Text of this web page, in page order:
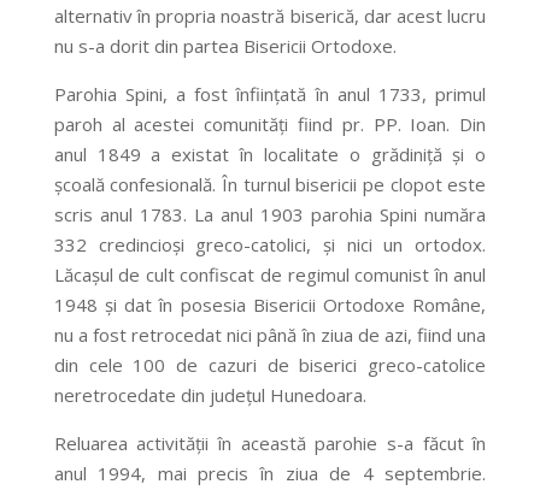
alternativ în propria noastră biserică, dar acest lucru
nu s-a dorit din partea Bisericii Ortodoxe.
Parohia Spini, a fost înfiinţată în anul 1733, primul
paroh al acestei comunităţi fiind pr. PP. Ioan. Din
anul 1849 a existat în localitate o grădiniţă şi o
şcoală confesională. În turnul bisericii pe clopot este
scris anul 1783. La anul 1903 parohia Spini număra
332 credincioşi greco-catolici, şi nici un ortodox.
Lăcaşul de cult confiscat de regimul comunist în anul
1948 şi dat în posesia Bisericii Ortodoxe Române,
nu a fost retrocedat nici până în ziua de azi, fiind una
din cele 100 de cazuri de biserici greco-catolice
neretrocedate din judeţul Hunedoara.
Reluarea activităţii în această parohie s-a făcut în
anul 1994, mai precis în ziua de 4 septembrie.